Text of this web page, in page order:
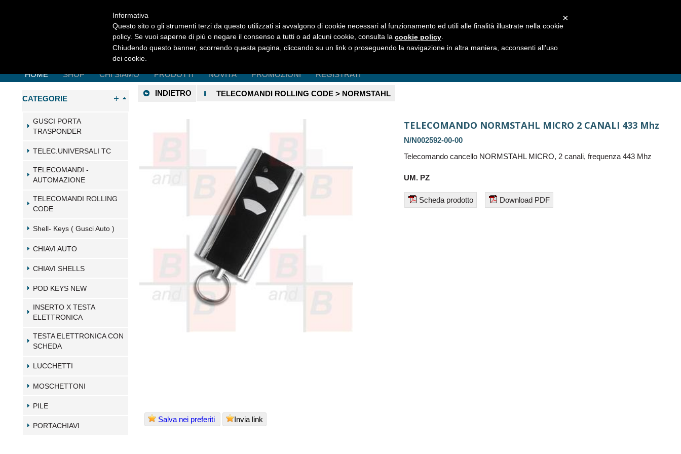
HOME SHOP CHI SIAMO PRODOTTI NOVITÀ PROMOZIONI REGISTRATI
CATEGORIE
GUSCI PORTA
TRASPONDER
TELEC.UNIVERSALI TC
TELECOMANDI -
AUTOMAZIONE
TELECOMANDI ROLLING
CODE
Shell- Keys ( Gusci Auto )
CHIAVI AUTO
CHIAVI SHELLS
POD KEYS NEW
INSERTO X TESTA
ELETTRONICA
TESTA ELETTRONICA CON
SCHEDA
LUCCHETTI
MOSCHETTONI
PILE
PORTACHIAVI
INDIETRO TELECOMANDI ROLLING CODE > NORMSTAHL
TELECOMANDO NORMSTAHL MICRO 2 CANALI 433 Mhz
N/N002592-00-00
Telecomando cancello NORMSTAHL MICRO, 2 canali, frequenza 443 Mhz
UM. PZ
Scheda prodotto Download PDF
Salva nei preferiti Invia link
×
Informativa
Questo sito o gli strumenti terzi da questo utilizzati si avvalgono di cookie necessari al funzionamento ed utili alle finalità illustrate nella cookie
policy. Se vuoi saperne di più o negare il consenso a tutti o ad alcuni cookie, consulta la cookie policy
Chiudendo questo banner, scorrendo questa pagina, cliccando su un link o proseguendo la navigazione in altra maniera, acconsenti all’uso
dei cookie.